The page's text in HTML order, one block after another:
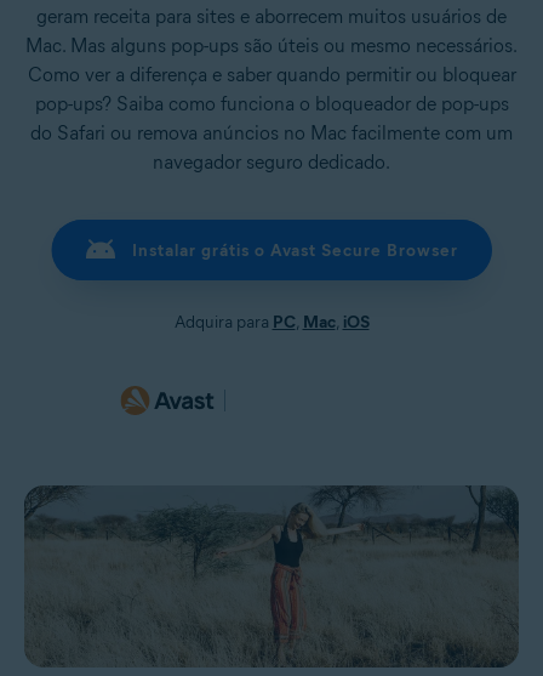
geram receita para sites e aborrecem muitos usuários de
Mac. Mas alguns pop-ups são úteis ou mesmo necessários.
Como ver a diferença e saber quando permitir ou bloquear
pop-ups? Saiba como funciona o bloqueador de pop-ups
do Safari ou remova anúncios no Mac facilmente com um
navegador seguro dedicado.
Instalar grátis o Avast Secure Browser
Adquira para PC, Mac, iOS